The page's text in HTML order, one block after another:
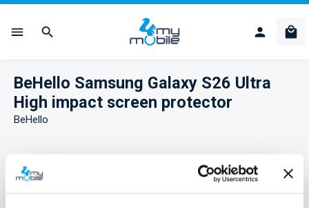
BeHello Samsung Galaxy S26 Ultra
High impact screen protector
BeHello